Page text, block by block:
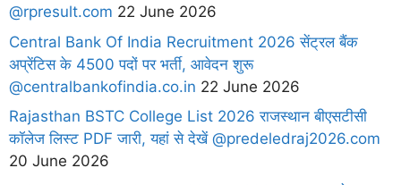
@rpresult.com 22 June 2026
Central Bank Of India Recruitment 2026 सेंट्रल बैंक
अप्रेंटिस के 4500 पदों पर भर्ती, आवेदन शुरू
@centralbankofindia.co.in 22 June 2026
Rajasthan BSTC College List 2026 राजस्थान बीएसटीसी
कॉलेज लिस्ट PDF जारी, यहां से देखें @predeledraj2026.com
20 June 2026